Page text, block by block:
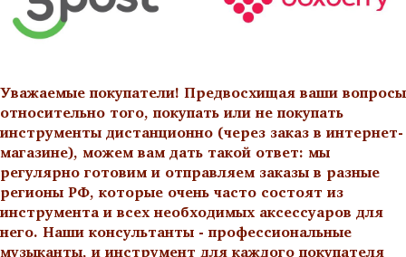
Уважаемые покупатели! Предвосхищая ваши вопросы
относительно того, покупать или не покупать
инструменты дистанционно (через заказ в интернет-
магазине), можем вам дать такой ответ: мы
регулярно готовим и отправляем заказы в разные
регионы РФ, которые очень часто состоят из
инструмента и всех необходимых аксессуаров для
него. Наши консультанты - профессиональные
музыканты, и инструмент для каждого покупателя